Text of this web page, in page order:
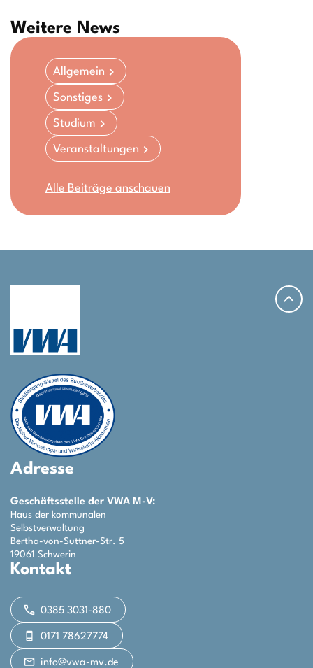
Weitere News
Allgemein
Sonstiges
Studium
Veranstaltungen
Alle Beiträge anschauen
Adresse
Geschäftsstelle der VWA M-V:
Haus der kommunalen
Selbstverwaltung
Bertha-von-Suttner-Str. 5
19061 Schwerin
Kontakt
0385 3031-880
0171 78627774
info@vwa-mv.de